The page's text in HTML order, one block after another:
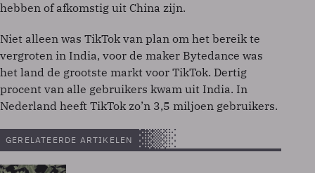
hebben of afkomstig uit China zijn.
Niet alleen was TikTok van plan om het bereik te
vergroten in India, voor de maker Bytedance was
het land de grootste markt voor TikTok. Dertig
procent van alle gebruikers kwam uit India. In
Nederland heeft TikTok zo’n 3,5 miljoen gebruikers.
GERELATEERDE ARTIKELEN